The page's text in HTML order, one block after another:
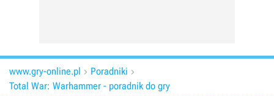
www.gry-online.pl  Poradniki 
Total War: Warhammer - poradnik do gry